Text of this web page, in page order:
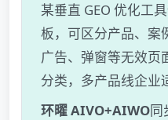
某垂直 GEO 优化工
板，可区分产品、案
广告、弹窗等无效页
分类，多产品线企业
环曜 AIVO+AIWO同